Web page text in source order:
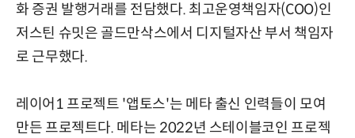
화 증권 발행거래를 전담했다. 최고운영책임자(COO)인
저스틴 슈밋은 골드만삭스에서 디지털자산 부서 책임자
로 근무했다.
레이어1 프로젝트 '앱토스'는 메타 출신 인력들이 모여
만든 프로젝트다. 메타는 2022년 스테이블코인 프로젝